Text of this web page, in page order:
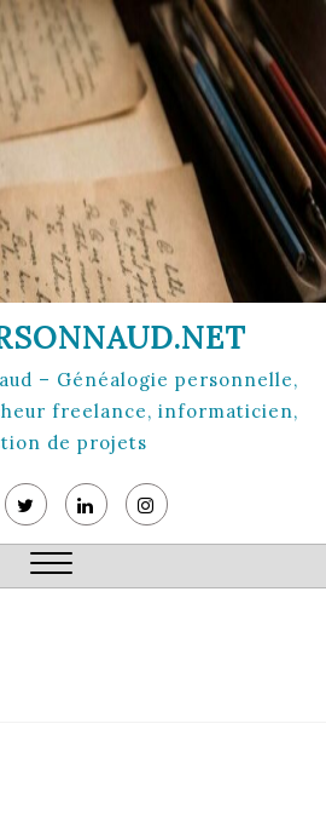
– Généalogie personnelle,
freelance, informaticien,
de projets